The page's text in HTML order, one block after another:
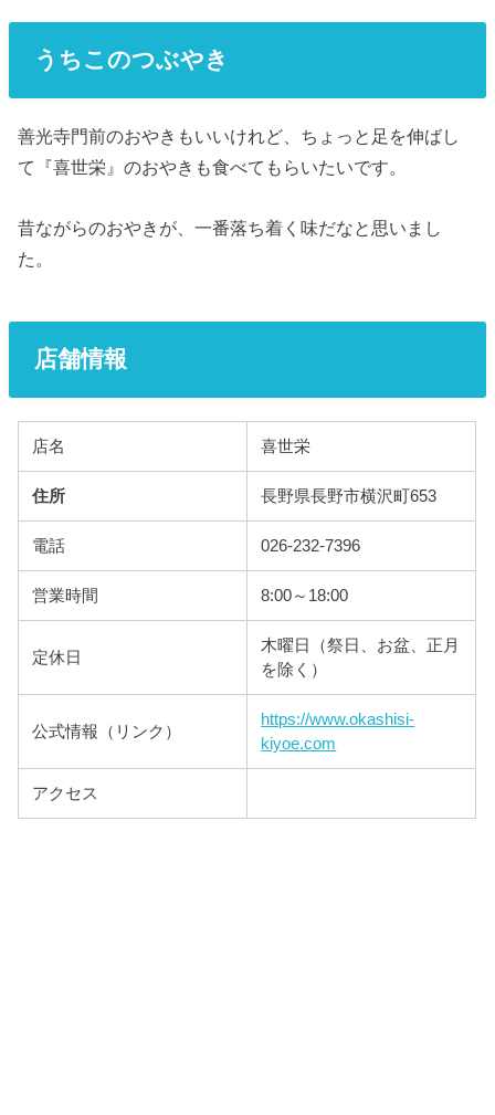
うちこのつぶやき
善光寺門前のおやきもいいけれど、ちょっと足を伸ばし
て『喜世栄』のおやきも食べてもらいたいです。
昔ながらのおやきが、一番落ち着く味だなと思いまし
た。
店舗情報
店名 喜世栄
住所 長野県長野市横沢町653
電話 026-232-7396
営業時間 8:00～18:00
定休日
木曜日（祭日、お盆、正月
を除く）
公式情報（リンク）
https://www.okashisi-
kiyoe.com
アクセス